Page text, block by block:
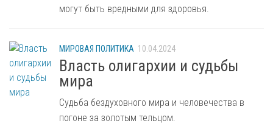
могут быть вредными для здоровья.
МИРОВАЯ ПОЛИТИКА 10.04.2024
Власть олигархии и судьбы
мира
Судьба бездуховного мира и человечества в
погоне за золотым тельцом.